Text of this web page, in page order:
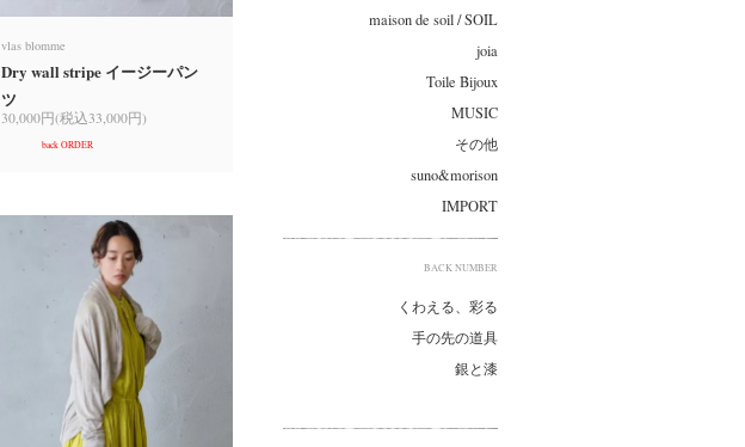
vlas blomme
Dry wall stripe イージーパン
ツ
30,000円(税込33,000円)
back ORDER
maison de soil / SOIL
joia
Toile Bijoux
MUSIC
その他
suno&morison
IMPORT
BACK NUMBER
くわえる、彩る
手の先の道具
銀と漆